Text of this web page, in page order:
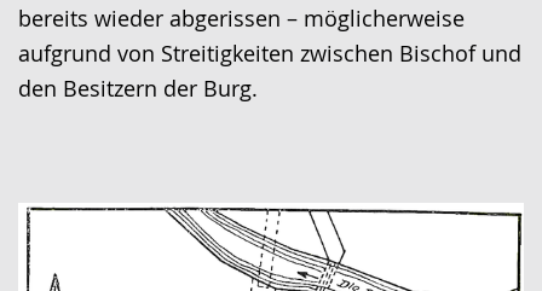
bereits wieder abgerissen – möglicherweise
aufgrund von Streitigkeiten zwischen Bischof und
den Besitzern der Burg.